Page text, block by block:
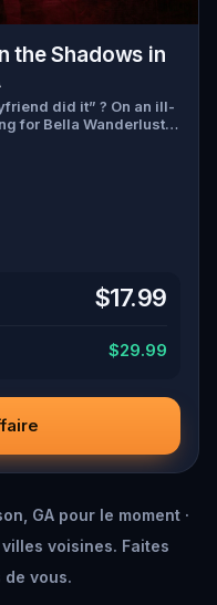
the Shadows in
did it” ? On an ill-
for Bella Wanderlust
travel blogger, was
the theatrical Percy
the ghost tour
before they strike
$17.99
$29.99
GA pour le moment ·
voisines. Faites
vous.